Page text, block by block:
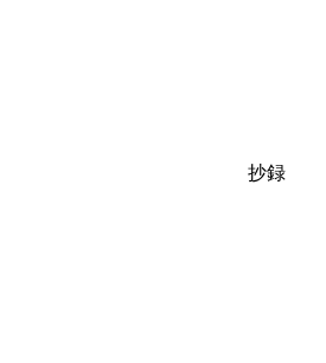
抄録